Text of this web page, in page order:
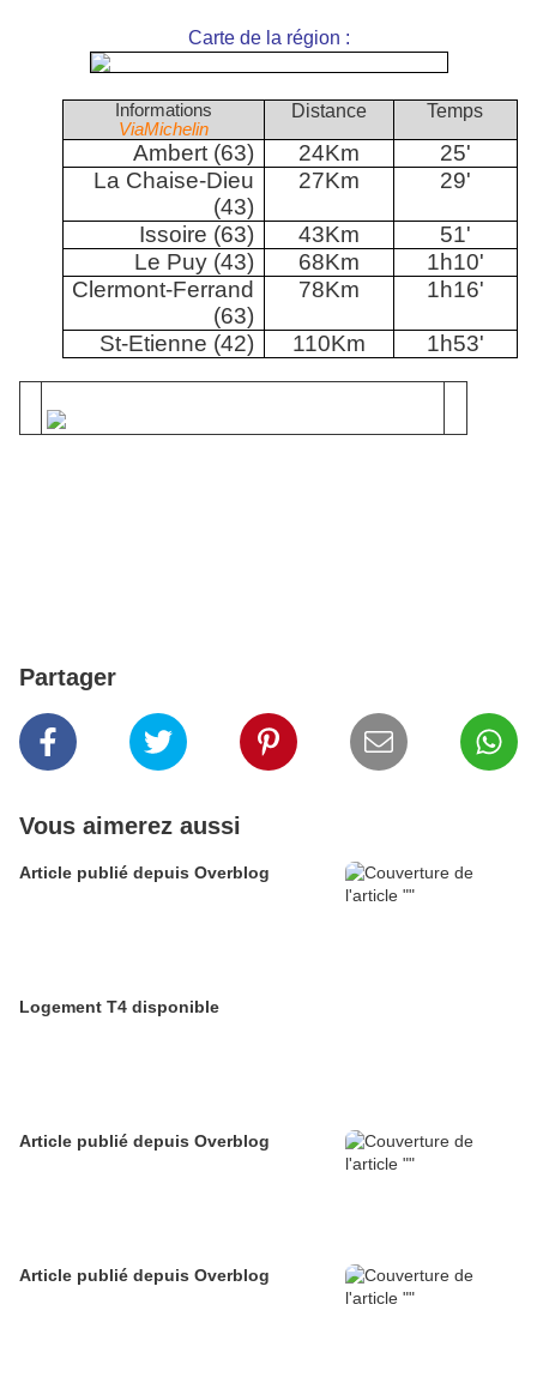
Carte de la région :
Informations
ViaMichelin
Distance Temps
Ambert (63) 24Km
25'
La Chaise-Dieu
(43)
27Km 29'
Issoire (63) 43Km
51'
Le Puy (43)
68Km
1h10'
Clermont-Ferrand
(63)
78Km 1h16'
St-Etienne (42) 110Km 1h53'
Partager
Vous aimerez aussi
Article publié depuis Overblog
Logement T4 disponible
Article publié depuis Overblog
Article publié depuis Overblog